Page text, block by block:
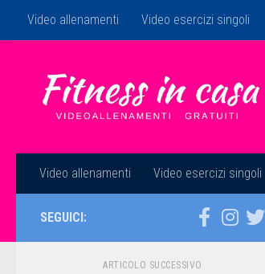
Salta al contenuto
Video allenamenti Video esercizi singoli
Video allenamenti Video esercizi singoli
SEGUICI:
ARTICOLO SUCCESSIVO